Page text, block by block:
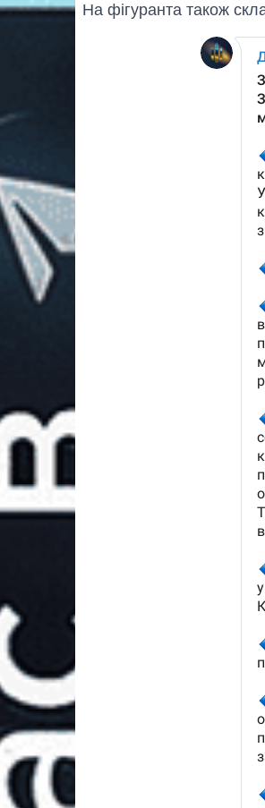
На фігуранта також